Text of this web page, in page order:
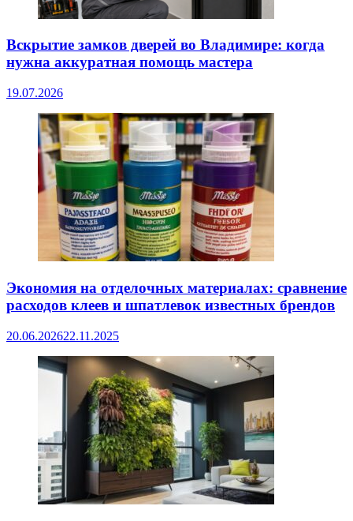
Вскрытие замков дверей во Владимире: когда
нужна аккуратная помощь мастера
19.07.2026
Экономия на отделочных материалах: сравнение
расходов клеев и шпатлевок известных брендов
20.06.202622.11.2025